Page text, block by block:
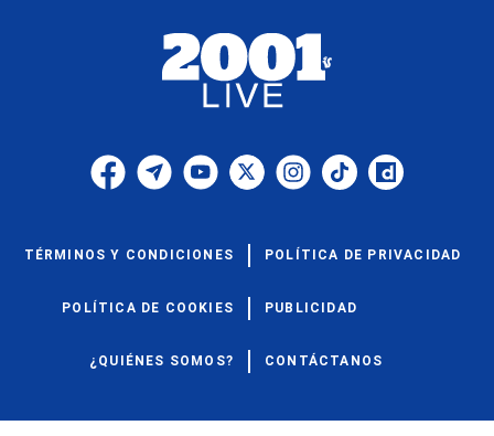
TÉRMINOS Y CONDICIONES POLÍTICA DE PRIVACIDAD
POLÍTICA DE COOKIES PUBLICIDAD
¿QUIÉNES SOMOS? CONTÁCTANOS